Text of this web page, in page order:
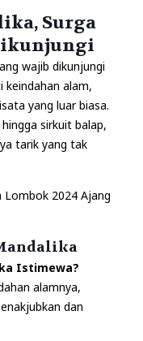
Surga
wajib dikunjungi
keindahan alam,
yang luar biasa.
sirkuit balap,
tarik yang tak
2024 Ajang
Istimewa?
alamnya,
dan